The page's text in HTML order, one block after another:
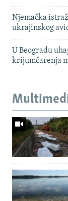
Njemačka
ukrajinskog
U Beogradu
krijumčarenja